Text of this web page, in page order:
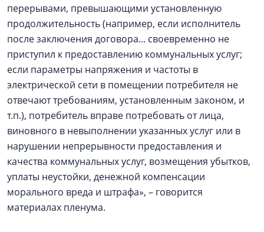
перерывами, превышающими установленную
продолжительность (например, если исполнитель
после заключения договора... своевременно не
приступил к предоставлению коммунальных услуг;
если параметры напряжения и частоты в
электрической сети в помещении потребителя не
отвечают требованиям, установленным законом, и
т.п.), потребитель вправе потребовать от лица,
виновного в невыполнении указанных услуг или в
нарушении непрерывности предоставления и
качества коммунальных услуг, возмещения убытков,
уплаты неустойки, денежной компенсации
морального вреда и штрафа», – говорится
материалах пленума.